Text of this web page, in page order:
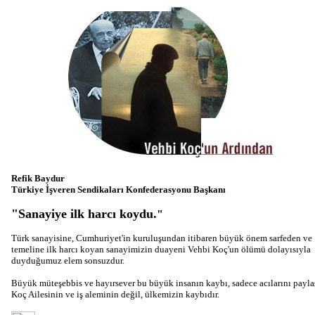
Refik Baydur
Türkiye İşveren Sendikaları Konfederasyonu Başkanı
"Sanayiye ilk harcı koydu."
Türk sanayisine, Cumhuriyet'in kuruluşundan itibaren büyük önem sarfeden ve
temeline ilk harcı koyan sanayimizin duayeni Vehbi Koç'un ölümü dolayısıyla
duyduğumuz elem sonsuzdur.
Büyük müteşebbis ve hayırsever bu büyük insanın kaybı, sadece acılarını
Koç Ailesinin ve iş aleminin değil, ülkemizin kaybıdır.